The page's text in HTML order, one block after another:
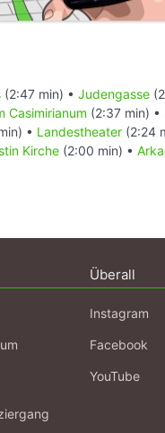
(2:47 min) • Judengasse
Casimirianum (2:37 min) •
• Landestheater (2:24
Kirche (2:00 min) •
Überall
Instagram
Facebook
YouTube